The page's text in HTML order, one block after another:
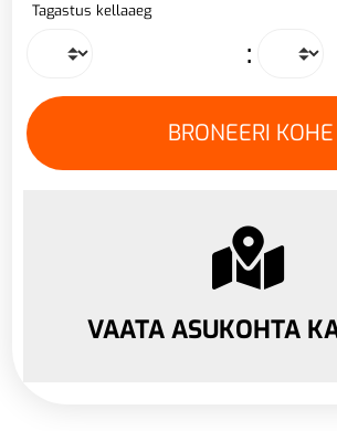
Tagastus kellaaeg
:
VAATA ASUKOHTA